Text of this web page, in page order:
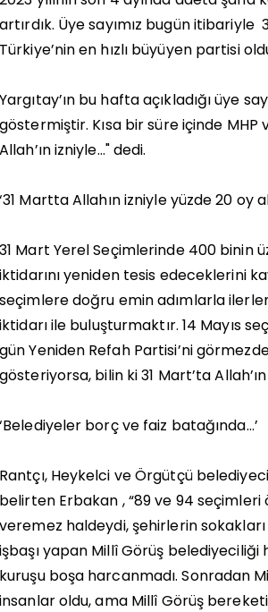
artırdık. Üye sayımız bugün
Türkiye’nin en hızlı büyüyen partisi
Yargıtay’ın bu hafta açıkladığı üye
göstermiştir. Kısa bir süre içinde MHP
Allah’ın izniyle…" dedi.
‘31 Martta Allahın izniyle yüzde 20 oy
31 Mart Yerel Seçimlerinde 400 binin
iktidarını yeniden tesis edeceklerini
seçimlere doğru emin adımlarla
iktidarı ile buluşturmaktır. 14 Mayıs
gün Yeniden Refah Partisi’ni
gösteriyorsa, bilin ki 31 Mart’ta
‘Belediyeler borç ve faiz batağında…’
Rantçı, Heykelci ve Örgütçü
belirten Erbakan , “89 ve 94
veremez haldeydi, şehirlerin
işbaşı yapan Millî Görüş
kuruşu boşa harcanmadı. Sonradan
insanlar oldu, ama Millî Görüş